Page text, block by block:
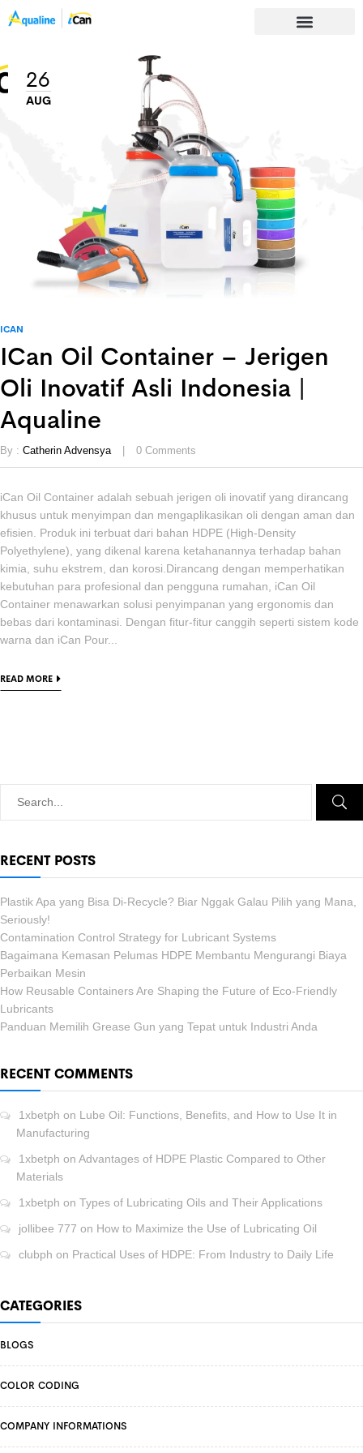
RECENT POSTS
Plastik Apa yang Bisa Di-Recycle? Biar Nggak Galau Pilih yang Mana,
Seriously!
Contamination Control Strategy for Lubricant Systems
Bagaimana Kemasan Pelumas HDPE Membantu Mengurangi Biaya
Perbaikan Mesin
How Reusable Containers Are Shaping the Future of Eco-Friendly
Lubricants
Panduan Memilih Grease Gun yang Tepat untuk Industri Anda
RECENT COMMENTS
1xbetph on Lube Oil: Functions, Benefits, and How to Use It in
Manufacturing
1xbetph on Advantages of HDPE Plastic Compared to Other
Materials
1xbetph on Types of Lubricating Oils and Their Applications
jollibee 777 on How to Maximize the Use of Lubricating Oil
clubph on Practical Uses of HDPE: From Industry to Daily Life
CATEGORIES
BLOGS
COLOR CODING
COMPANY INFORMATIONS
26
AUG
ICAN
ICan Oil Container – Jerigen
Oli Inovatif Asli Indonesia |
Aqualine
By : Catherin Advensya 0 Comments
iCan Oil Container adalah sebuah jerigen oli inovatif yang dirancang
khusus untuk menyimpan dan mengaplikasikan oli dengan aman dan
efisien. Produk ini terbuat dari bahan HDPE (High-Density
Polyethylene), yang dikenal karena ketahanannya terhadap bahan
kimia, suhu ekstrem, dan korosi.Dirancang dengan memperhatikan
kebutuhan para profesional dan pengguna rumahan, iCan Oil
Container menawarkan solusi penyimpanan yang ergonomis dan
bebas dari kontaminasi. Dengan fitur-fitur canggih seperti sistem kode
warna dan iCan Pour...
READ MORE